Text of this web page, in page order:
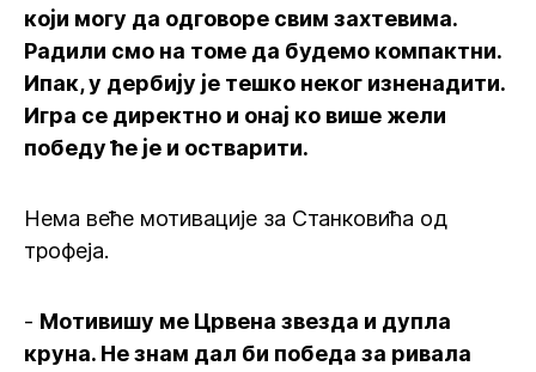
који могу да одговоре свим захтевима.
Радили смо на томе да будемо компактни.
Ипак, у дербију је тешко неког изненадити.
Игра се директно и онај ко више жели
победу ће је и остварити.
Нема веће мотивације за Станковића од
трофеја.
- Мотивишу ме Црвена звезда и дупла
круна. Не знам дал би победа за ривала